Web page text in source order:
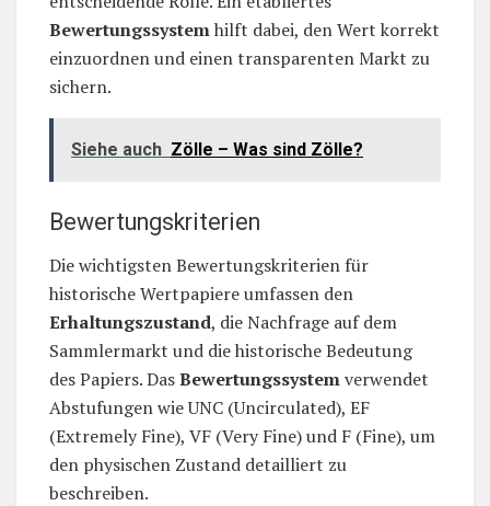
Bewertungssystemhilft dabei, den Wert korrekt
einzuordnen und einen transparenten Markt zu
sichern.
Siehe auch Zölle – Was sind Zölle?
Bewertungskriterien
Die wichtigsten Bewertungskriterien für
historische Wertpapiere umfassen den
Erhaltungszustand, die Nachfrage auf dem
Sammlermarkt und die historische Bedeutung
des Papiers. DasBewertungssystemverwendet
Abstufungen wie UNC (Uncirculated), EF
(Extremely Fine), VF (Very Fine) und F (Fine), um
den physischen Zustand detailliert zu
beschreiben.